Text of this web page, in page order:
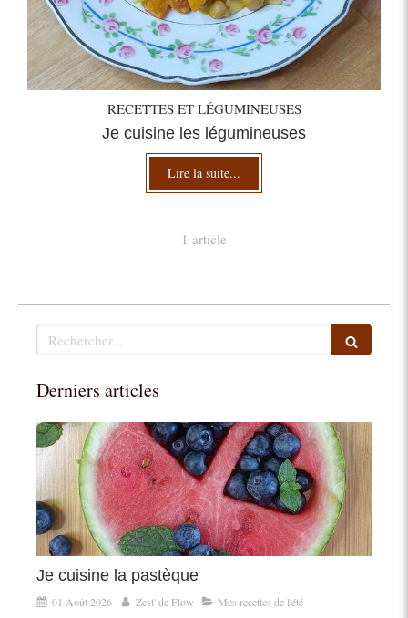
RECETTES ET LÉGUMINEUSES
Je cuisine les légumineuses
Lire la suite...
1 article
Rechercher
Derniers articles
Je cuisine la pastèque
01 Août 2026 Zest' de Flow Mes recettes de l'été